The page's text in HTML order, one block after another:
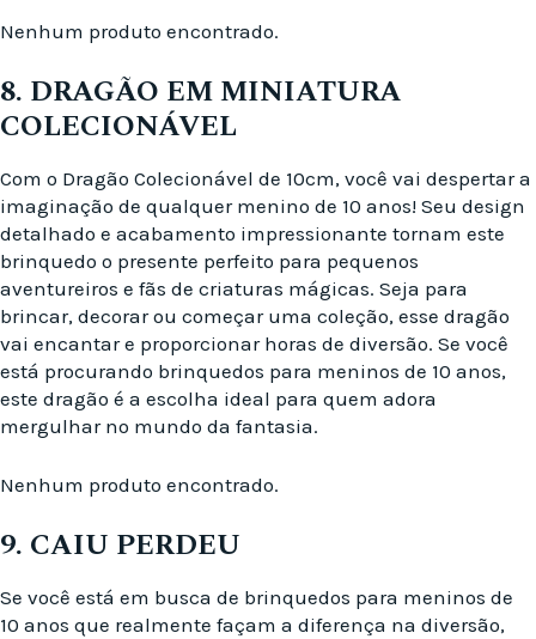
Nenhum produto encontrado.
8. DRAGÃO EM MINIATURA
COLECIONÁVEL
Com o Dragão Colecionável de 10cm, você vai despertar a
imaginação de qualquer menino de 10 anos! Seu design
detalhado e acabamento impressionante tornam este
brinquedo o presente perfeito para pequenos
aventureiros e fãs de criaturas mágicas. Seja para
brincar, decorar ou começar uma coleção, esse dragão
vai encantar e proporcionar horas de diversão. Se você
está procurando brinquedos para meninos de 10 anos,
este dragão é a escolha ideal para quem adora
mergulhar no mundo da fantasia.
Nenhum produto encontrado.
9. CAIU PERDEU
Se você está em busca de brinquedos para meninos de
10 anos que realmente façam a diferença na diversão,